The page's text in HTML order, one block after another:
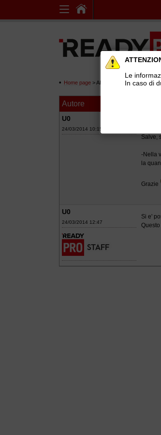
Home page > AREE DI SUPPORTO
Autore
U0
24/03/2014 10:15
Salve,
-Nella
la
Grazie
U0
24/03/2014 12:47
Si e'
Le
In caso di